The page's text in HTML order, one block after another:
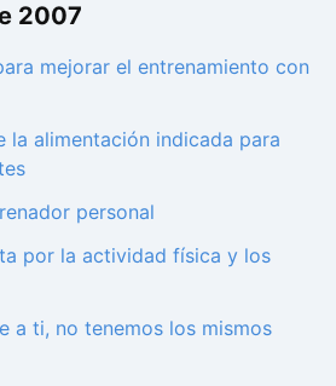
2007
mejorar el entrenamiento con
la alimentación indicada para
personal
por la actividad física y los
a ti, no tenemos los mismos